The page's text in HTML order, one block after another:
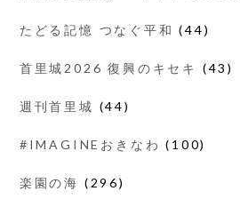
たどる記憶 つなぐ平和 (44)
首里城2026 復興のキセキ (43)
週刊首里城 (44)
#IMAGINEおきなわ (100)
楽園の海 (296)